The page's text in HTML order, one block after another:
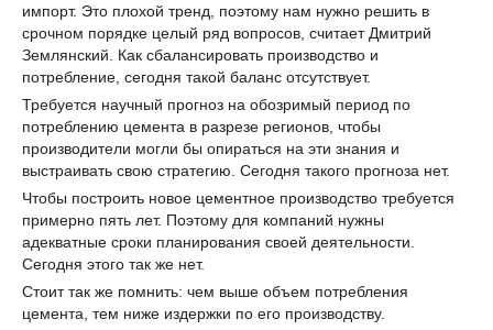
импорт. Это плохой тренд, поэтому нам нужно решить в
срочном порядке целый ряд вопросов, считает Дмитрий
Землянский. Как сбалансировать производство и
потребление, сегодня такой баланс отсутствует.
Требуется научный прогноз на обозримый период по
потреблению цемента в разрезе регионов, чтобы
производители могли бы опираться на эти знания и
выстраивать свою стратегию. Сегодня такого прогноза нет.
Чтобы построить новое цементное производство требуется
примерно пять лет. Поэтому для компаний нужны
адекватные сроки планирования своей деятельности.
Сегодня этого так же нет.
Стоит так же помнить: чем выше объем потребления
цемента, тем ниже издержки по его производству.